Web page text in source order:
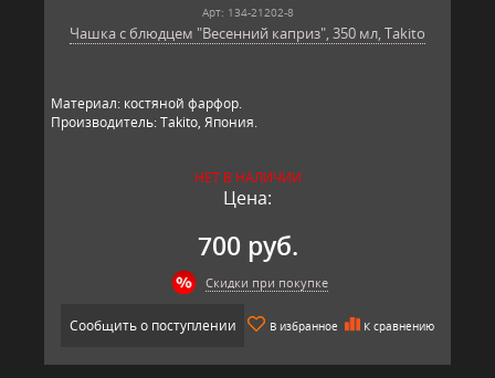
Арт: 134-21202-8
Чашка с блюдцем "Весенний каприз", 350 мл, Takito
Материал: костяной фарфор.
Производитель: Takito, Япония.
НЕТ В НАЛИЧИИ
Цена:
700 руб.
Скидки при покупке
Сообщить о поступлении В избранное К сравнению